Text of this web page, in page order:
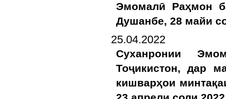
Эмомалӣ Раҳмон
Душанбе, 28 майи
25.04.2022
Суханронии
Тоҷикистон, дар
кишварҳои